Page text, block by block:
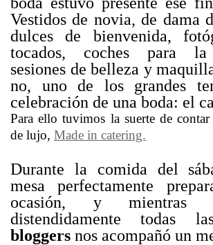
Vestidos de novia, de dama
dulces de bienvenida,
tocados, coches para la
sesiones de belleza y
no, uno de los grandes
celebración de una boda: el
Para ello tuvimos la suerte de
de lujo, Made in catering.
Durante la comida del
mesa perfectamente
ocasión, y mientras
distendidamente todas
bloggers nos acompañó un